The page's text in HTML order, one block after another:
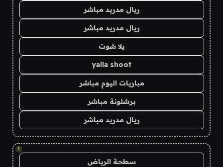
ريال مدريد مباشر
ريال مدريد مباشر
يلا شوت
yalla shoot
مباريات اليوم مباشر
برشلونة مباشر
ريال مدريد مباشر
!
سطحة الرياض